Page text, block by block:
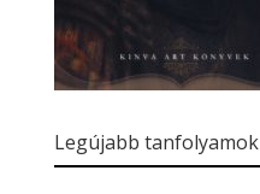
Legújabb tanfolyamok